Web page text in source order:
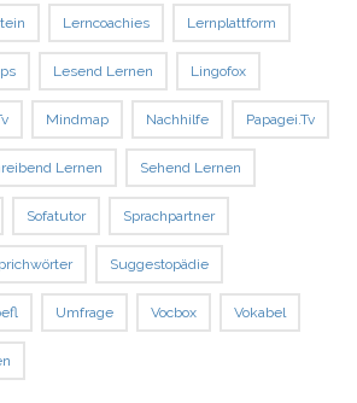
Lerncoachies Lernplattform
Lesend Lernen Lingofox
Mindmap Nachhilfe Papagei.tv
Lernen Sehend Lernen
Sofatutor Sprachpartner
Suggestopädie
Umfrage Vocbox Vokabel